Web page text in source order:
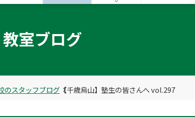
教室ブログ
のスタッフブログ 【千歳烏山】塾生の皆さんへ vol.297